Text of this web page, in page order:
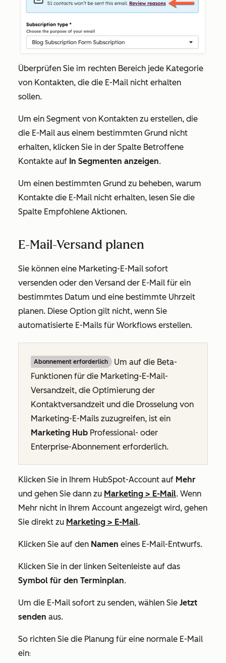
Überprüfen Sie im rechten Bereich jede Kategorie
von Kontakten, die die E-Mail nicht erhalten
sollen.
Um ein Segment von Kontakten zu erstellen, die
die E-Mail aus einem bestimmten Grund nicht
erhalten, klicken Sie in der Spalte Betroffene
Kontakte auf In Segmenten anzeigen.
Um einen bestimmten Grund zu beheben, warum
Kontakte die E-Mail nicht erhalten, lesen Sie die
Spalte Empfohlene Aktionen.
E-Mail-Versand planen
Sie können eine Marketing-E-Mail sofort
versenden oder den Versand der E-Mail für ein
bestimmtes Datum und eine bestimmte Uhrzeit
planen. Diese Option gilt nicht, wenn Sie
automatisierte E-Mails für Workflows erstellen.
Abonnement erforderlich
Um auf die Beta-
Funktionen für die Marketing-E-Mail-
Versandzeit, die Optimierung der
Kontaktversandzeit und die Drosselung von
Marketing-E-Mails zuzugreifen, ist ein
Marketing Hub Professional- oder
Enterprise-Abonnement erforderlich.
Klicken Sie in Ihrem HubSpot-Account auf Mehr
und gehen Sie dann zu Marketing > E-Mail. Wenn
Mehr nicht in Ihrem Account angezeigt wird, gehen
Sie direkt zu Marketing > E-Mail.
Klicken Sie auf den Namen eines E-Mail-Entwurfs.
Klicken Sie in der linken Seitenleiste auf das
Symbol für den Terminplan.
Um die E-Mail sofort zu senden, wählen Sie Jetzt
senden aus.
So richten Sie die Planung für eine normale E-Mail
ein: